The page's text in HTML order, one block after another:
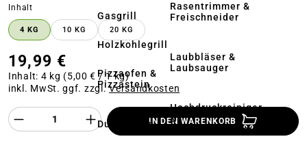
Gasgrill
Holzkohlegrill
Pizzaofen &
Pizzastein
Dutch Oven
Rasentrimmer &
Freischneider
Laubbläser &
Laubsauger
Hochdruckreiniger
&
Terrassenreinigung
Inhalt
4 KG 10 KG 20 KG
19,99 €
Inhalt: 4 kg (5,00 € / 1 kg)
inkl. MwSt. ggf. zzgl.Versandkosten
Produkt Anzahl des Produktes
IN DEN WARENKORB